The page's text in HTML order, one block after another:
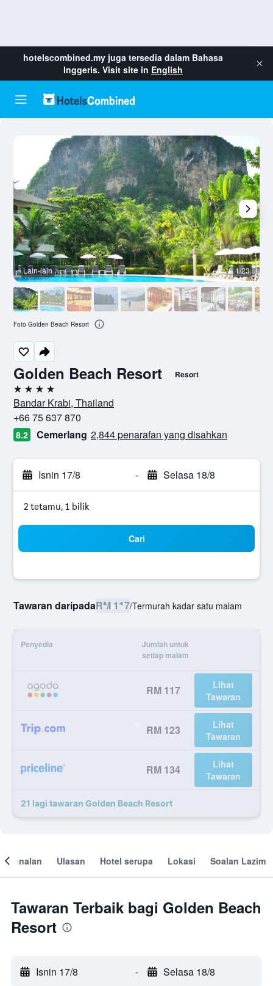
hotelscombined.my juga tersedia dalam Bahasa
Inggeris. Visit site in English
Golden Beach Resort Resort
4 bintang
Bandar Krabi, Thailand
+66 75 637 870
8.2 Cemerlang 2,844 penarafan yang disahkan
Isnin 17/8 - Selasa 18/8
2 tetamu, 1 bilik
Cari
Tawaran daripadaRM 117/Termurah kadar satu malam
Penyedia
Jumlah untuk
setiap malam
RM 117
Lihat
Tawaran
RM 123
Lihat
Tawaran
RM 134
Lihat
Tawaran
21 lagi tawaran Golden Beach Resort
Lain-lain 1/23
Foto Golden Beach Resort
Ulasan Hotel serupa Lokasi Soalan Lazim
Tawaran Terbaik bagi Golden Beach
Resort
Isnin 17/8 - Selasa 18/8